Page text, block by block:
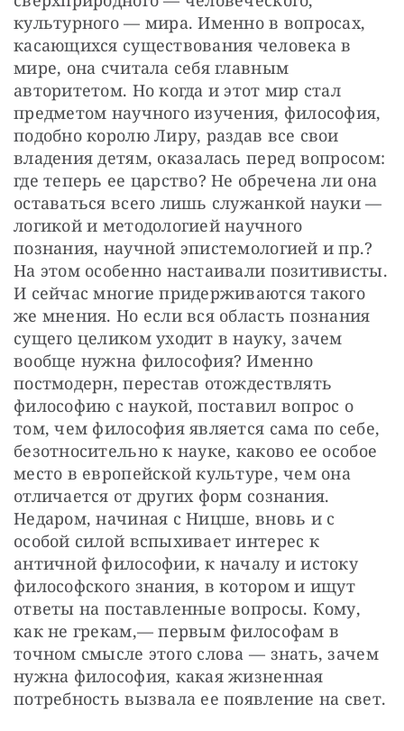
культурного — мира. Именно в вопросах,
касающихся существования человека в
мире, она считала себя главным
авторитетом. Но когда и этот мир стал
предметом научного изучения, философия,
подобно королю Лиру, раздав все свои
владения детям, оказалась перед вопросом:
где теперь ее царство? Не обречена ли она
оставаться всего лишь служанкой науки —
логикой и методологией научного
познания, научной эпистемологией и пр.?
На этом особенно настаивали позитивисты.
И сейчас многие придерживаются такого
же мнения. Но если вся область познания
сущего целиком уходит в науку, зачем
вообще нужна философия? Именно
постмодерн, перестав отождествлять
философию с наукой, поставил вопрос о
том, чем философия является сама по себе,
безотносительно к науке, каково ее особое
место в европейской культуре, чем она
отличается от других форм сознания.
Недаром, начиная с Ницше, вновь и с
особой силой вспыхивает интерес к
античной философии, к началу и истоку
философского знания, в котором и ищут
ответы на поставленные вопросы. Кому,
как не грекам,— первым философам в
точном смысле этого слова — знать, зачем
нужна философия, какая жизненная
потребность вызвала ее появление на свет.